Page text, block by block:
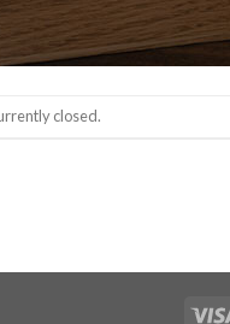
closed.